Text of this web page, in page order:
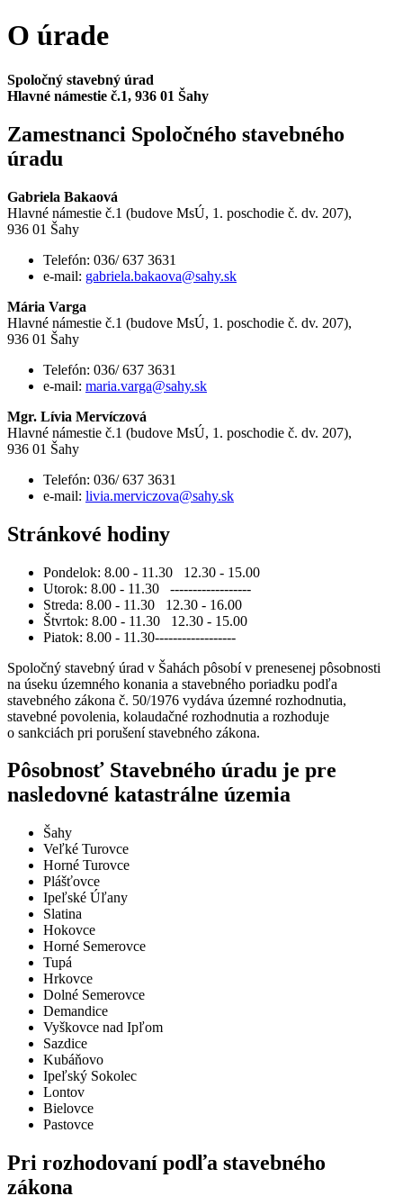
O úrade
Spoločný stavebný úrad
Hlavné námestie č.1, 936 01 Šahy
Zamestnanci Spoločného stavebného
úradu
Gabriela Bakaová
Hlavné námestie č.1 (budove MsÚ, 1. poschodie č. dv. 207),
936 01 Šahy
Telefón: 036/ 637 3631
e-mail: gabriela.bakaova@sahy.sk
Mária Varga
Hlavné námestie č.1 (budove MsÚ, 1. poschodie č. dv. 207),
936 01 Šahy
Telefón: 036/ 637 3631
e-mail: maria.varga@sahy.sk
Mgr. Lívia Mervíczová
Hlavné námestie č.1 (budove MsÚ, 1. poschodie č. dv. 207),
936 01 Šahy
Telefón: 036/ 637 3631
e-mail: livia.merviczova@sahy.sk
Stránkové hodiny
Pondelok: 8.00 - 11.30 12.30 - 15.00
Utorok: 8.00 - 11.30 ------------------
Streda: 8.00 - 11.30 12.30 - 16.00
Štvrtok: 8.00 - 11.30 12.30 - 15.00
Piatok: 8.00 - 11.30------------------
Spoločný stavebný úrad v Šahách pôsobí v prenesenej pôsobnosti
na úseku územného konania a stavebného poriadku podľa
stavebného zákona č. 50/1976 vydáva územné rozhodnutia,
stavebné povolenia, kolaudačné rozhodnutia a rozhoduje
o sankciách pri porušení stavebného zákona.
Pôsobnosť Stavebného úradu je pre
nasledovné katastrálne územia
Šahy
Veľké Turovce
Horné Turovce
Plášťovce
Ipeľské Úľany
Slatina
Hokovce
Horné Semerovce
Tupá
Hrkovce
Dolné Semerovce
Demandice
Vyškovce nad Ipľom
Sazdice
Kubáňovo
Ipeľský Sokolec
Lontov
Bielovce
Pastovce
Pri rozhodovaní podľa stavebného
zákona